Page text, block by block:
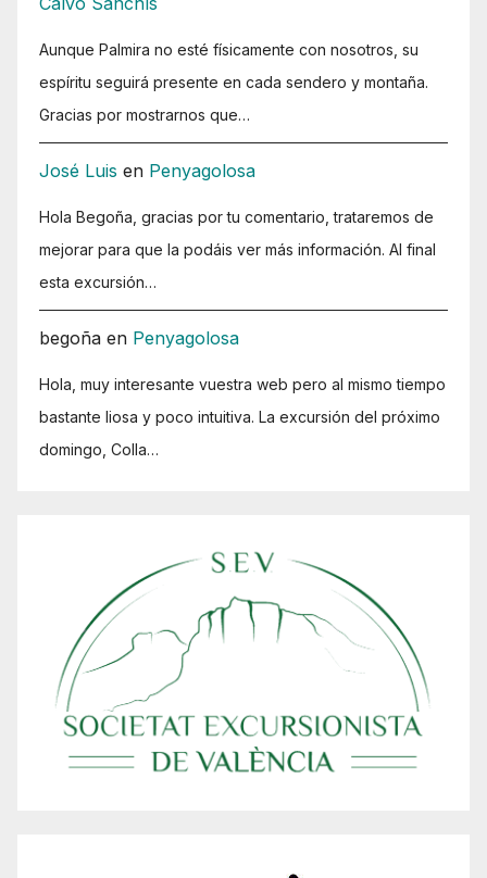
Aunque Palmira no esté físicamente con nosotros, su
espíritu seguirá presente en cada sendero y montaña.
Gracias por mostrarnos que…
José Luis en Penyagolosa
Hola Begoña, gracias por tu comentario, trataremos de
mejorar para que la podáis ver más información. Al final
esta excursión…
begoña en Penyagolosa
Hola, muy interesante vuestra web pero al mismo tiempo
bastante liosa y poco intuitiva. La excursión del próximo
domingo, Colla…